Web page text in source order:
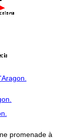
promenade à